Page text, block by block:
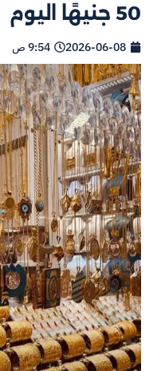
50 جنيهًا اليوم
2026-06-08 9:54 ص